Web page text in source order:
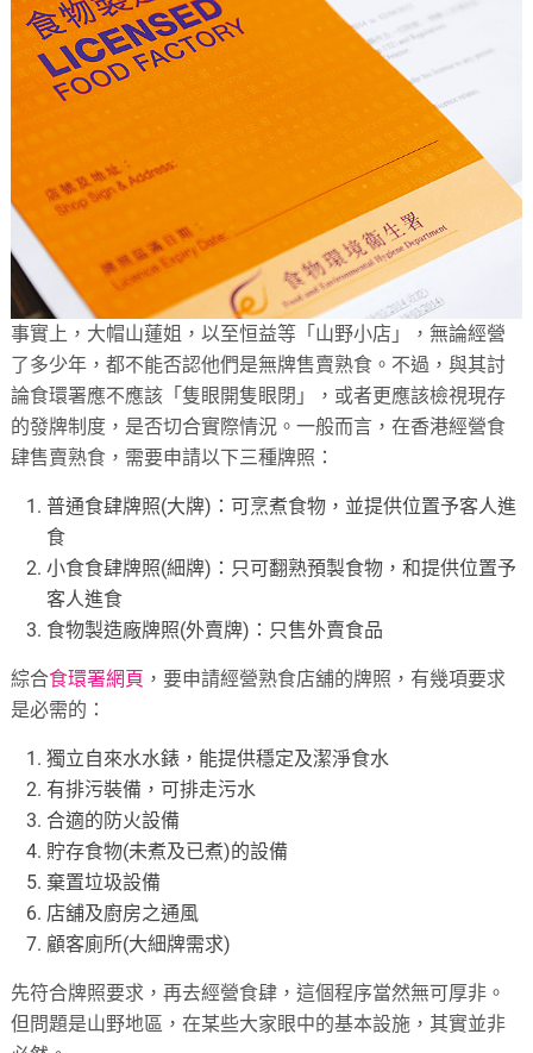
事實上，大帽山蓮姐，以至恒益等「山野小店」，無論經營
了多少年，都不能否認他們是無牌售賣熟食。不過，與其討
論食環署應不應該「隻眼開隻眼閉」，或者更應該檢視現存
的發牌制度，是否切合實際情況。一般而言，在香港經營食
肆售賣熟食，需要申請以下三種牌照：
普通食肆牌照(大牌)：可烹煮食物，並提供位置予客人進
食
小食食肆牌照(細牌)：只可翻熟預製食物，和提供位置予
客人進食
食物製造廠牌照(外賣牌)：只售外賣食品
綜合食環署網頁 ，要申請經營熟食店舖的牌照，有幾項要求
是必需的：
獨立自來水水錶，能提供穩定及潔淨食水
有排污裝備，可排走污水
合適的防火設備
貯存食物(未煮及已煮)的設備
棄置垃圾設備
店舖及廚房之通風
顧客廁所(大細牌需求)
先符合牌照要求，再去經營食肆，這個程序當然無可厚非。
但問題是山野地區，在某些大家眼中的基本設施，其實並非